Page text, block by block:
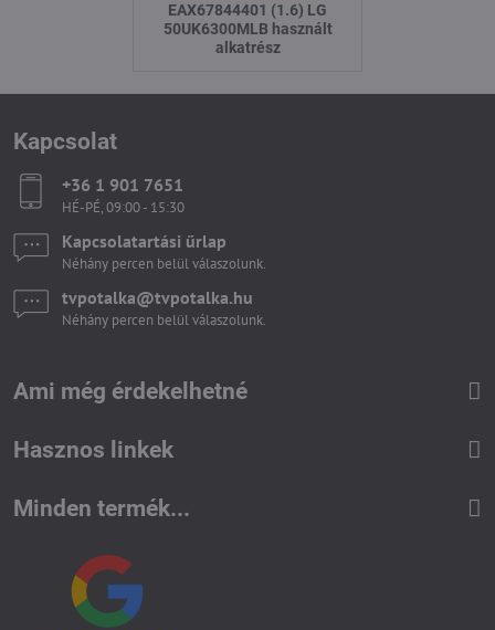
EAX67844401 (1.6) LG
50UK6300MLB használt
alkatrész
Kapcsolat
+36 1 901 7651
HÉ-PÉ, 09:00 - 15:30
Kapcsolatartási űrlap
Néhány percen belül válaszolunk.
tvpotalka​@tvpotalka​.hu
Néhány percen belül válaszolunk.
Ami még érdekelhetné
Hasznos linkek
Minden termék...